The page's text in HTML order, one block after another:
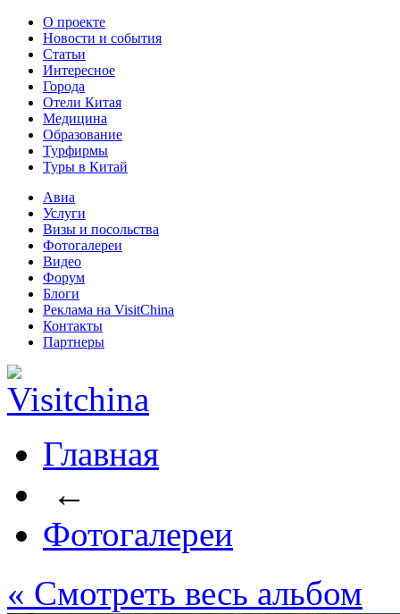
О проекте
Новости и события
Статьи
Интересное
Города
Отели Китая
Медицина
Образование
Турфирмы
Туры в Китай
Авиа
Услуги
Визы и посольства
Фотогалереи
Видео
Форум
Блоги
Реклама на VisitChina
Контакты
Партнеры
Главная
←
Фотогалереи
« Cмотреть весь альбом